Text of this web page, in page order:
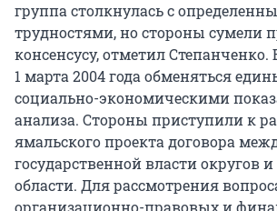
группа столкнулась с
трудностями, но стороны сумели
консенсусу, отметил
1 марта 2004 года обменяться
социально-экономическими
анализа. Стороны приступили к
ямальского проекта договора
государственной власти округов
области. Для рассмотрения
организационно-правовых и